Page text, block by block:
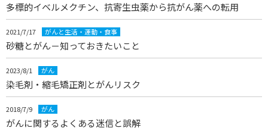
多標的イベルメクチン、抗寄生虫薬から抗がん薬への転用
2021/7/17 がんと生活・運動・食事
砂糖とがん－知っておきたいこと
2023/8/1 がん
染毛剤・縮毛矯正剤とがんリスク
2018/7/9 がん
がんに関するよくある迷信と誤解